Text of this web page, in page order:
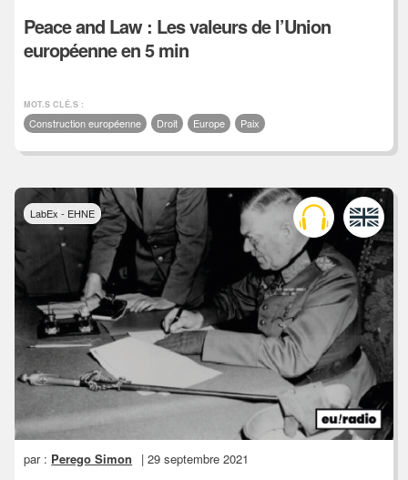
Peace and Law : Les valeurs de l’Union
européenne en 5 min
MOT.S CLÉ.S :
Construction européenne Droit Europe Paix
LabEx - EHNE
par : Perego Simon | 29 septembre 2021